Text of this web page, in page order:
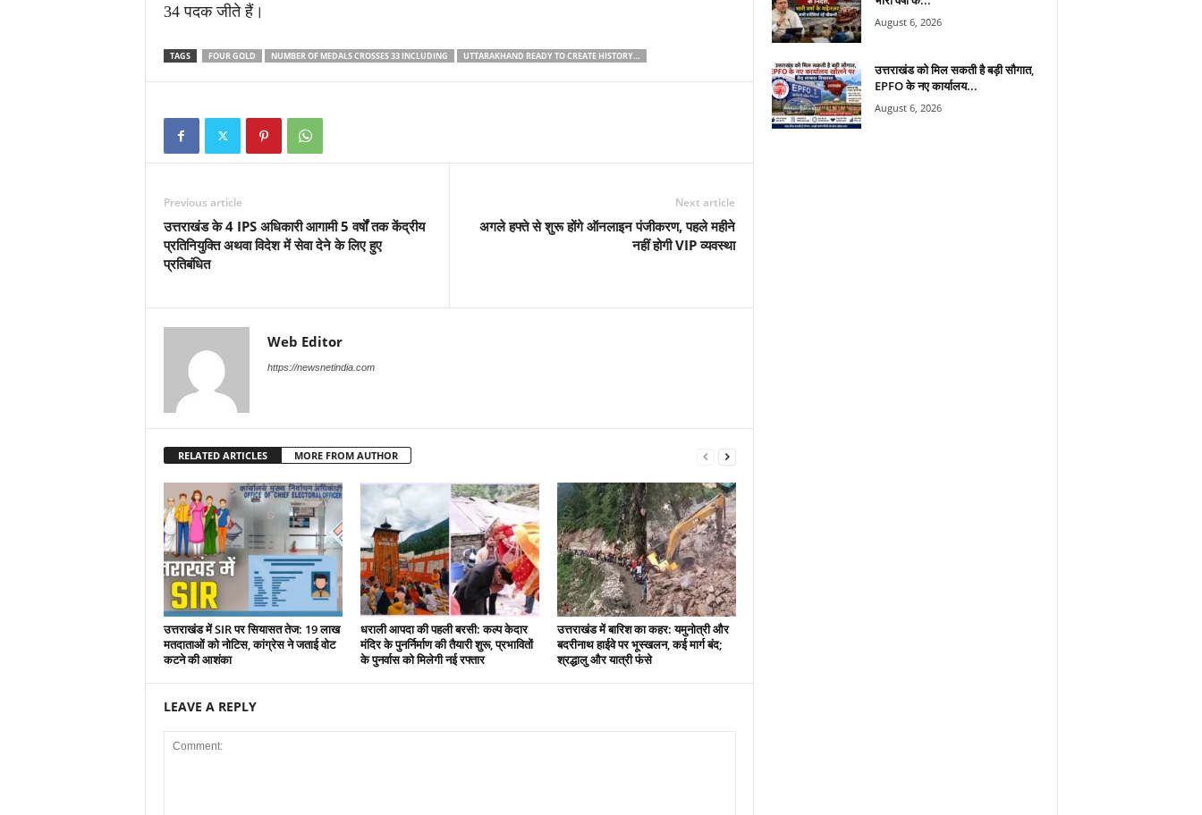
34 पदक जीते हैं।
TAGS FOUR GOLD NUMBER OF MEDALS CROSSES 33 INCLUDING UTTARAKHAND READY TO CREATE HISTORY…
Previous article
उत्तराखंड के 4 IPS अधिकारी आगामी 5 वर्षों तक केंद्रीय
प्रतिनियुक्ति अथवा विदेश में सेवा देने के लिए हुए
प्रतिबंधित
Next article
अगले हफ्ते से शुरू होंगे ऑनलाइन पंजीकरण, पहले महीने
नहीं होगी VIP व्यवस्था
Web Editor
https://newsnetindia.com
RELATED ARTICLES MORE FROM AUTHOR
उत्तराखंड में SIR पर सियासत तेज: 19 लाख
मतदाताओं को नोटिस, कांग्रेस ने जताई वोट
कटने की आशंका
धराली आपदा की पहली बरसी: कल्प केदार
मंदिर के पुनर्निर्माण की तैयारी शुरू, प्रभावितों
के पुनर्वास को मिलेगी नई रफ्तार
उत्तराखंड में बारिश का कहर: यमुनोत्री और
बदरीनाथ हाईवे पर भूस्खलन, कई मार्ग बंद;
श्रद्धालु और यात्री फंसे
LEAVE A REPLY
August 6, 2026
उत्तराखंड को मिल सकती है बड़ी सौगात,
EPFO के नए कार्यालय...
August 6, 2026